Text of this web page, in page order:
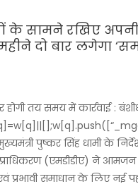
के सामने रखिए अपनी
दो बार लगेगा
तय समय में कार्रवाई :
पुष्कर सिंह धामी के
(एमडीडीए) ने
प्रभावी समाधान के लिए नई